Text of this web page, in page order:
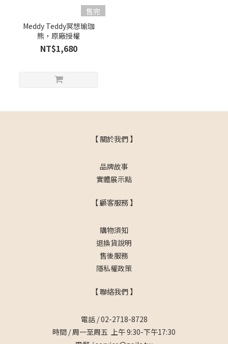
售完
Meddy Teddy冥想瑜珈
熊，原廠授權
NT$1,680
【 關於我們 】
品牌故事
實體展示點
【 顧客服務 】
購物須知
退換貨說明
售後服務
隱私權政策
【 聯絡我們 】
電話 / 02-2718-8728
時間 / 周一至周五 上午 9:30-下午17:30